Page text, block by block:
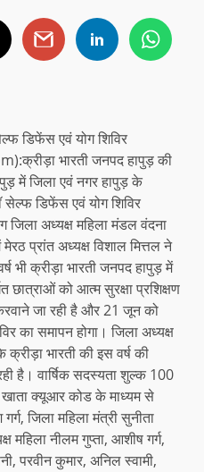
डिफेंस एवं योग शिविर
भारती जनपद हापुड़ की
में जिला एवं नगर हापुड़ के
सेल्फ डिफेंस एवं योग शिविर
जिला अध्यक्ष महिला मंडल वंदना
प्रांत अध्यक्ष विशाल मित्तल ने
भी क्रीड़ा भारती जनपद हापुड़ में
छात्राओं को आत्म सुरक्षा प्रशिक्षण
जा रही है और 21 जून को
का समापन होगा। जिला अध्यक्ष
भारती की इस वर्ष की
है। वार्षिक सदस्यता शुल्क 100
खाता क्यूआर कोड के माध्यम से
जिला महिला मंत्री सुनीता
महिला नीलम गुप्ता, आशीष गर्ग,
परवीन कुमार, अनिल स्वामी,